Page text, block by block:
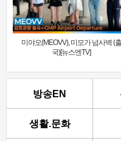
미야오(MEOVV), 미모가 넘사벽 (출
국)[뉴스엔TV]
방송EN
생활.문화